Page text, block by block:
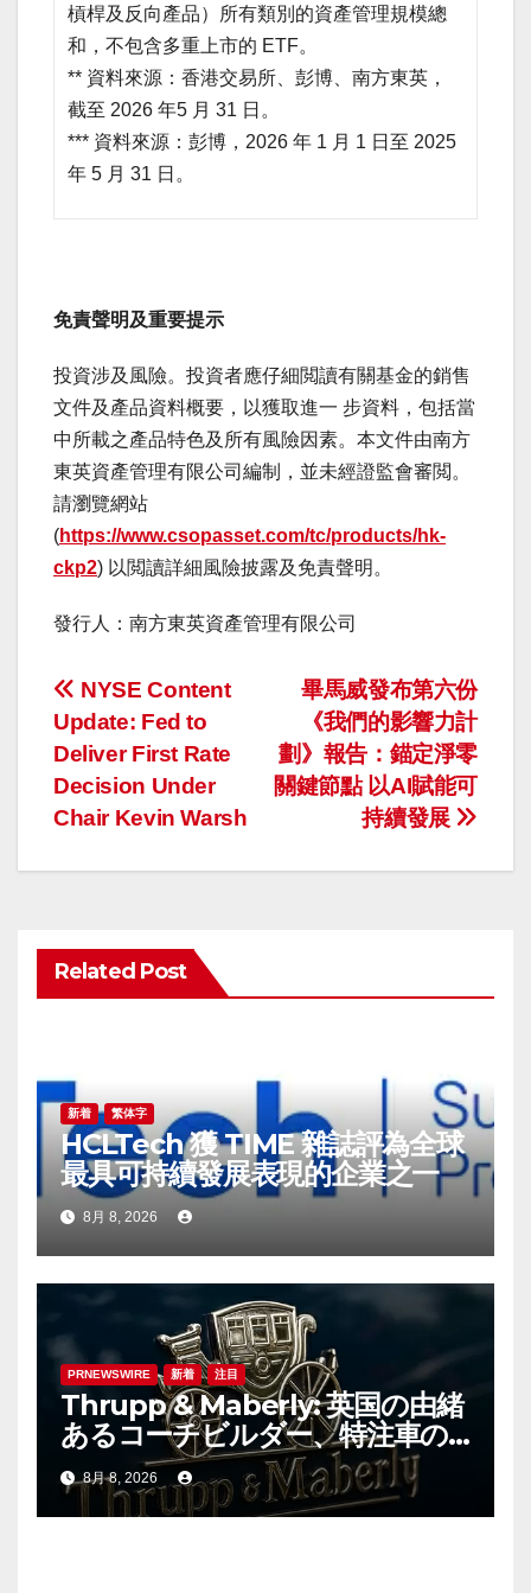
槓桿及反向產品）所有類別的資產管理規模總
和，不包含多重上市的 ETF。
** 資料來源：香港交易所、彭博、南方東英，
截至 2026 年5 月 31 日。
*** 資料來源：彭博，2026 年 1 月 1 日至 2025
年 5 月 31 日。
免責聲明及重要提示
投資涉及風險。投資者應仔細閲讀有關基金的銷售
文件及產品資料概要，以獲取進一 步資料，包括當
中所載之產品特色及所有風險因素。本文件由南方
東英資產管理有限公司編制，並未經證監會審閲。
請瀏覽網站
(https://www.csopasset.com/tc/products/hk-
ckp2) 以閲讀詳細風險披露及免責聲明。
發行人：南方東英資產管理有限公司
投
稿
ナ
ー
シ
ン
畢馬威發布第六份
《我們的影響力計
劃》報告：錨定淨零
關鍵節點 以AI賦能可
持續發展
NYSE Content
Update: Fed to
Deliver First Rate
Decision Under
Chair Kevin Warsh
Related Post
新着 繁体字
HCLTech 獲 TIME 雜誌評為全球
最具可持續發展表現的企業之一
8月 8, 2026
PRNEWSWIRE 新着 注目
Thrupp & Maberly: 英国の由緒
あるコーチビルダー、特注車の
新時代へ
8月 8, 2026